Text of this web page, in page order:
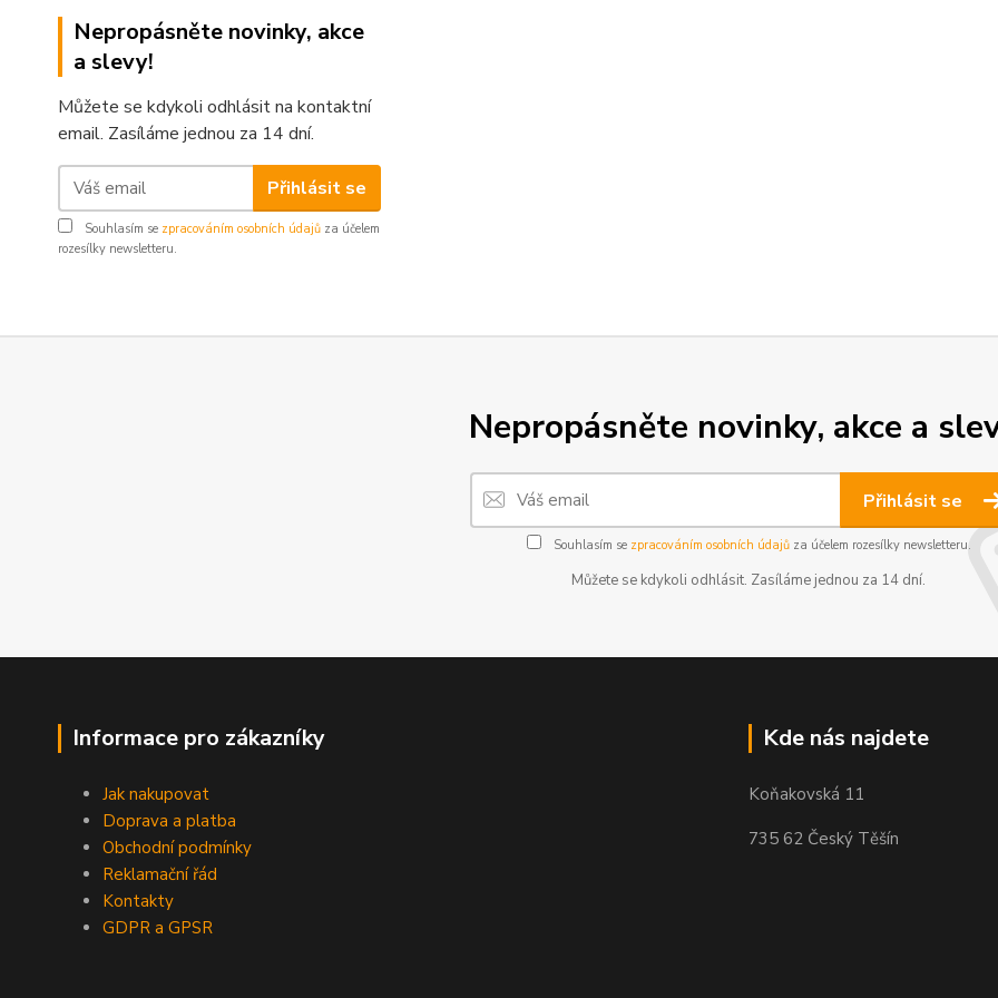
Nepropásněte novinky, akce
a slevy!
Můžete se kdykoli odhlásit na kontaktní
email. Zasíláme jednou za 14 dní.
Přihlásit se
Souhlasím se zpracováním osobních údajů za účelem
rozesílky newsletteru.
Nepropásněte novinky, akce a
Přihlásit se
Souhlasím se zpracováním osobních údajůza účelem rozesílky newsletteru.
Můžete se kdykoli odhlásit. Zasíláme jednou za 14 dní.
Informace pro zákazníky
Jak nakupovat
Doprava a platba
Obchodní podmínky
Reklamační řád
Kontakty
GDPR a GPSR
Kde nás najdete
Koňakovská 11
735 62 Český Těšín